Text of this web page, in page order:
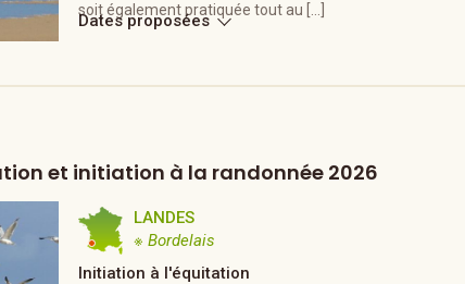
soit également pratiquée tout au […]
Dates proposées
et initiation à la randonnée 2026
LANDES
※ Bordelais
Initiation à l'équitation